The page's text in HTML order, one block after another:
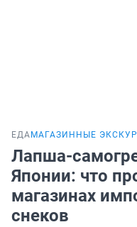
ЕДА МАГАЗИННЫЕ
Лапша-
Японии: что
магазинах
снеков